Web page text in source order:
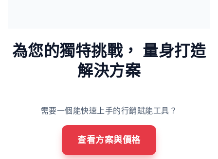
為您的獨特挑戰， 量身打造
解決方案
需要一個能快速上手的行銷賦能工具？
查看方案與價格